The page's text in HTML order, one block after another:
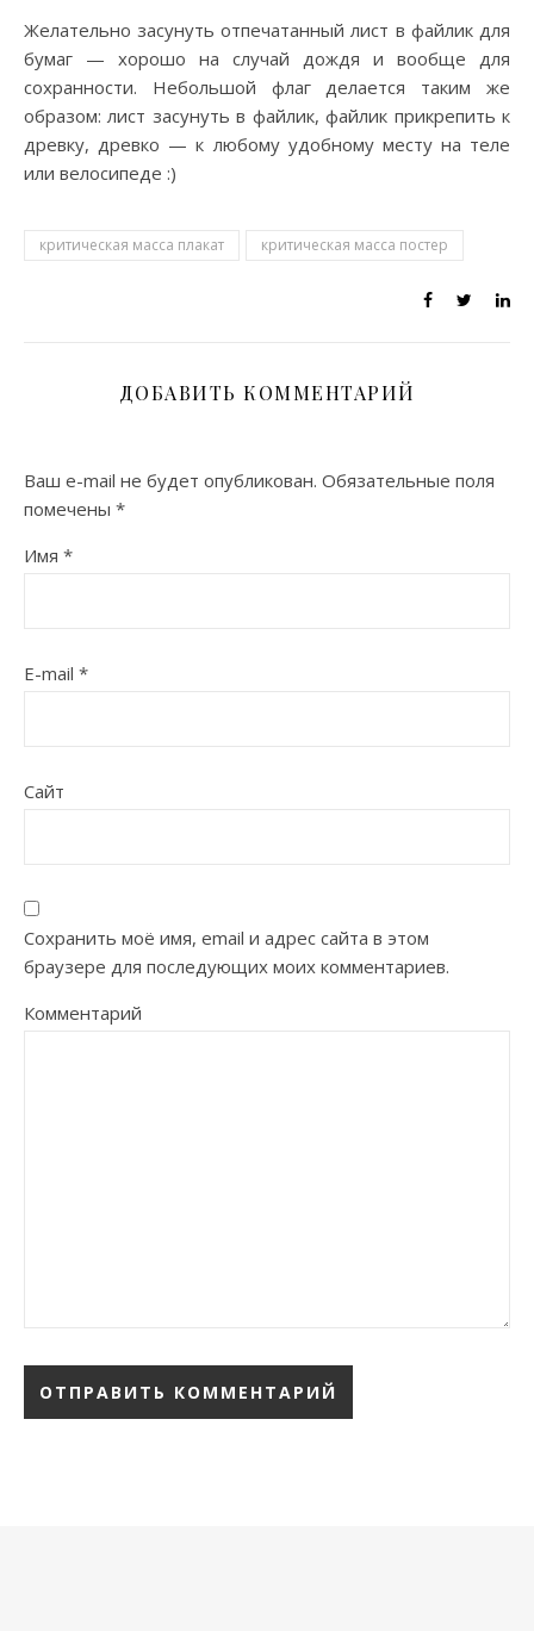
Желательно засунуть отпечатанный лист в файлик для
бумаг — хорошо на случай дождя и вообще для
сохранности. Небольшой флаг делается таким же
образом: лист засунуть в файлик, файлик прикрепить к
древку, древко — к любому удобному месту на теле
или велосипеде :)
критическая масса плакат критическая масса постер
ДОБАВИТЬ КОММЕНТАРИЙ
Ваш e-mail не будет опубликован. Обязательные поля
помечены *
Имя *
E-mail *
Сайт
Сохранить моё имя, email и адрес сайта в этом
браузере для последующих моих комментариев.
Комментарий